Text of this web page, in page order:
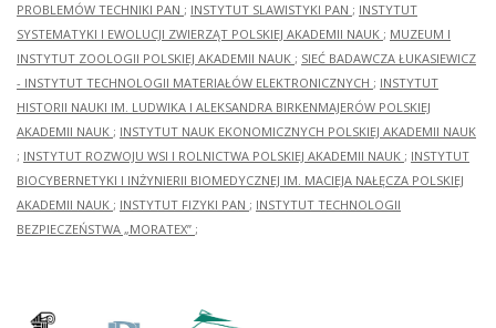
PROBLEMÓW TECHNIKI PAN ; INSTYTUT SLAWISTYKI PAN ; INSTYTUT
SYSTEMATYKI I EWOLUCJI ZWIERZĄT POLSKIEJ AKADEMII NAUK ; MUZEUM I
INSTYTUT ZOOLOGII POLSKIEJ AKADEMII NAUK ; SIEĆ BADAWCZA ŁUKASIEWICZ
- INSTYTUT TECHNOLOGII MATERIAŁÓW ELEKTRONICZNYCH ; INSTYTUT
HISTORII NAUKI IM. LUDWIKA I ALEKSANDRA BIRKENMAJERÓW POLSKIEJ
AKADEMII NAUK ; INSTYTUT NAUK EKONOMICZNYCH POLSKIEJ AKADEMII NAUK
; INSTYTUT ROZWOJU WSI I ROLNICTWA POLSKIEJ AKADEMII NAUK ; INSTYTUT
BIOCYBERNETYKI I INŻYNIERII BIOMEDYCZNEJ IM. MACIEJA NAŁĘCZA POLSKIEJ
AKADEMII NAUK ; INSTYTUT FIZYKI PAN ; INSTYTUT TECHNOLOGII
BEZPIECZEŃSTWA „MORATEX” ;